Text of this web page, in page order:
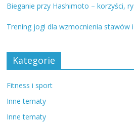
Bieganie przy Hashimoto – korzyści,
Trening jogi dla wzmocnienia stawów
Kategorie
Fitness i sport
Inne tematy
Inne tematy